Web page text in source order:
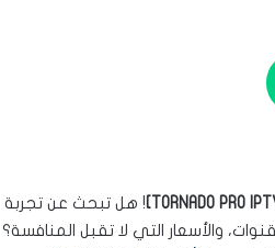
! هل تبحث عن تجربة
والأسعار التي لا تقبل المنافسة؟